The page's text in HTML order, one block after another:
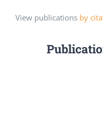
View publications by